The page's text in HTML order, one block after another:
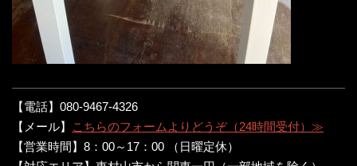
【電話】080-9467-4326
【メール】
こちらのフォームよりどうぞ（24時間受付）≫
【営業時間】8：00～17：00 （日曜定休）